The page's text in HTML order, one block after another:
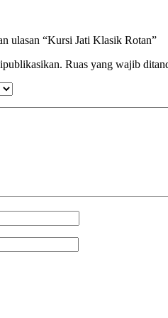
ulasan “Kursi Jati Klasik Rotan”
Ruas yang wajib